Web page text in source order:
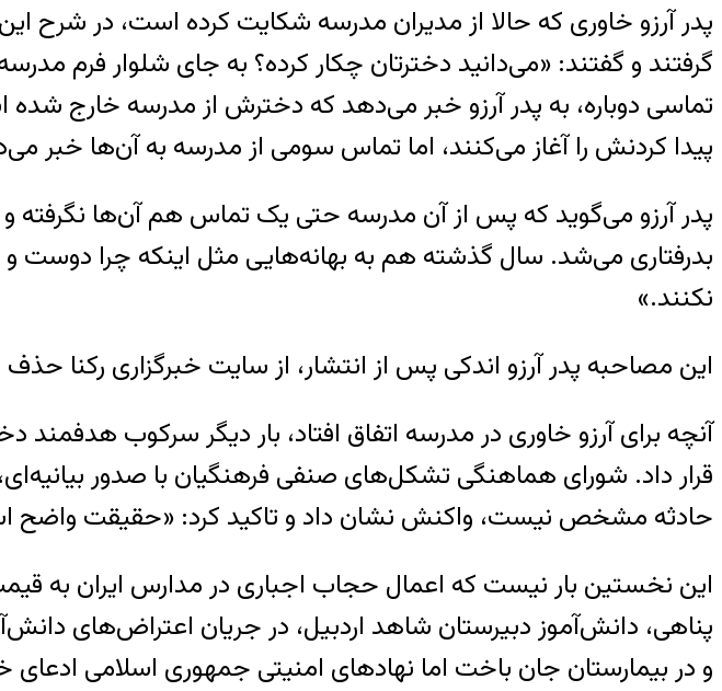
گرفتند و گفتند: «می‌دانید دخترتان چکار کرده؟ به جای شلوار فرم
تماسی دوباره، به پدر آرزو خبر می‌دهد که دخترش از مدرسه خارج
پیدا کردنش را آغاز می‌کنند، اما تماس سومی از مدرسه به آن‌ها خبر
پدر آرزو می‌گوید که پس از آن مدرسه حتی یک تماس هم آن‌ها نگرفته‌ و
بدرفتاری می‌شد. سال گذشته هم به بهانه‌هایی مثل اینکه چرا دوست
نکنند.»
این مصاحبه پدر آرزو اندکی پس از انتشار، از سایت خبرگزاری رکنا
آنچه برای آرزو خاوری در مدرسه اتفاق افتاد، بار دیگر سرکوب
قرار داد. شورای هماهنگی تشکل‌های صنفی فرهنگیان با صدور
حادثه مشخص نیست، واکنش نشان داد و تاکید کرد: «حقیقت واضح
پناهی، دانش‌آموز دبیرستان شاهد اردبیل، در جریان اعتراض‌های
و در بیمارستان جان باخت اما نهادهای امنیتی جمهوری اسلامی